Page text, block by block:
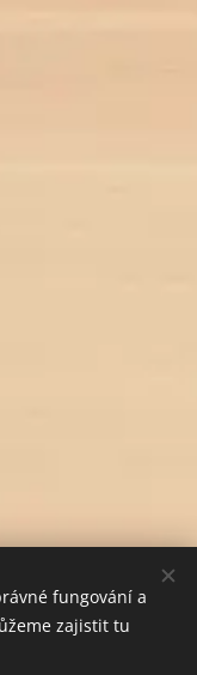
fungování a
zajistit tu